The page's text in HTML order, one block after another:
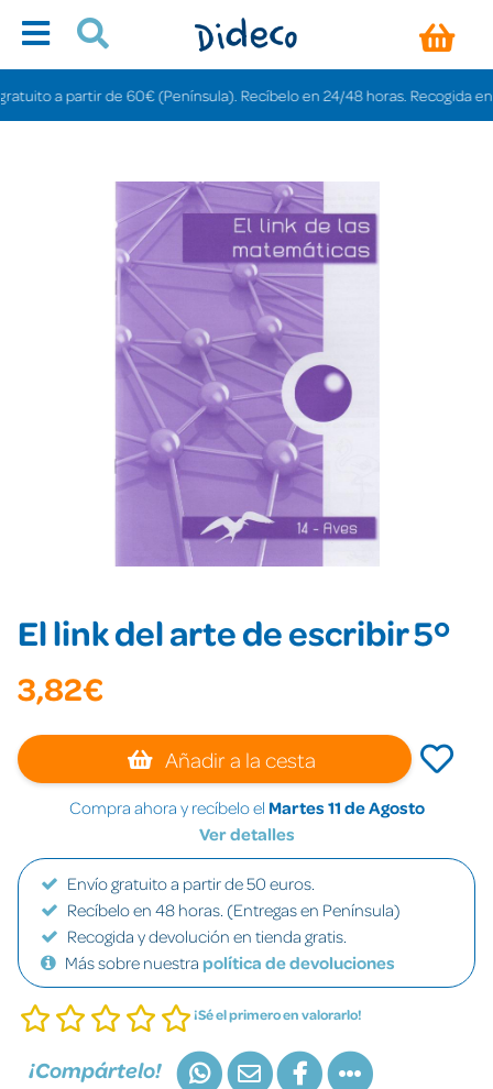
a partir de 60€ (Península). Recíbelo en 24/48 horas. Recogida en
El link del arte de escribir 5º
3,82€
Añadir a la cesta
Compra ahora y recíbelo el Martes 11 de Agosto
Ver detalles
Envío gratuito a partir de 50 euros.
Recíbelo en 48 horas. (Entregas en Península)
Recogida y devolución en tienda gratis.
Más sobre nuestra política de devoluciones
¡Sé el primero en valorarlo!
¡Compártelo!